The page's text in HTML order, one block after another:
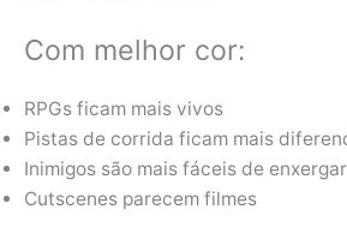
Com melhor cor:
RPGs ficam mais vivos
Pistas de corrida ficam mais
Inimigos são mais fáceis de enxergar
Cutscenes parecem filmes